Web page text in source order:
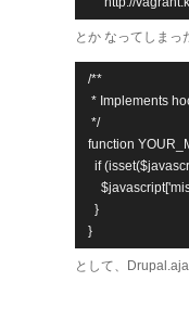
とか なってしまっ
/**
* Implements
*/
function
if
  }
}
として、